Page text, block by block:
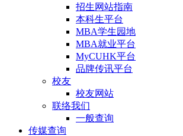
招生网站指南
本科生平台
MBA学生园地
MBA就业平台
MyCUHK平台
品牌传讯平台
校友
校友网站
联络我们
一般查询
传媒查询